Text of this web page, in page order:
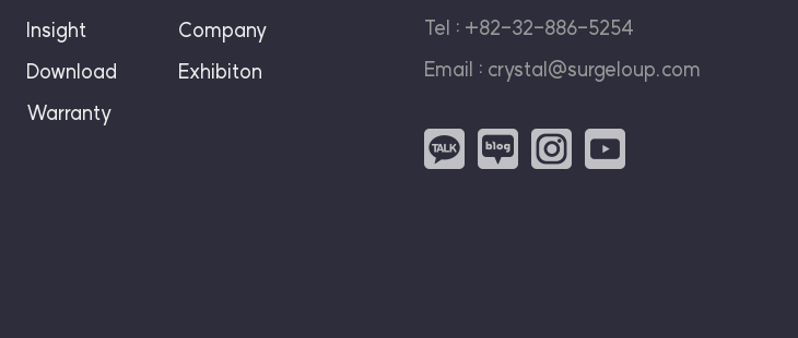
Insight
Download
Warranty
Company
Exhibiton
Tel : +82-32-886-5254
Email : crystal@surgeloup.com